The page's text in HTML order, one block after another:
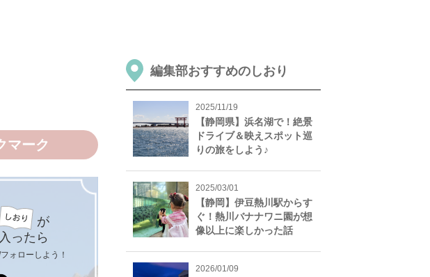
マーク
が
ったら
ォローしよう！
編集部おすすめのしおり
2025/11/19
【静岡県】浜名湖で！絶景
ドライブ＆映えスポット巡
りの旅をしよう♪
2025/03/01
【静岡】伊豆熱川駅からす
ぐ！熱川バナナワニ園が想
像以上に楽しかった話
2026/01/09